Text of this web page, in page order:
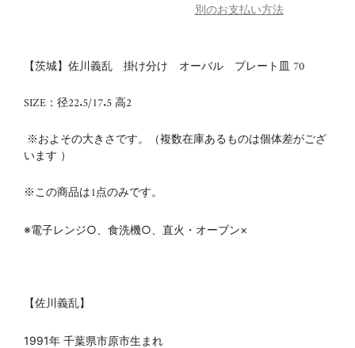
別のお支払い方法
【茨城】佐川義乱 掛け分け オーバル プレート皿 70
SIZE：径22.5/17.5 高2
※およその大きさです。（複数在庫あるものは個体差がござ
います ）
※この商品は1点のみです。
※電子レンジ○、食洗機○、直火・オーブン×
【佐川義乱】
1991年 千葉県市原市生まれ